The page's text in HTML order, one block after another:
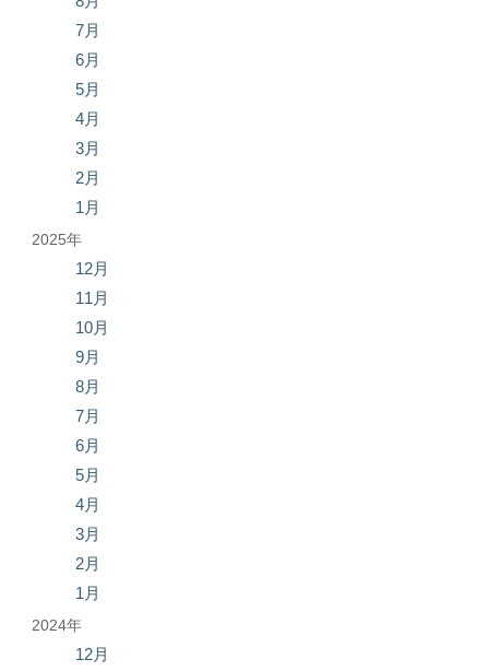
7月
6月
5月
4月
3月
2月
1月
2025年
12月
11月
10月
9月
8月
7月
6月
5月
4月
3月
2月
1月
2024年
12月